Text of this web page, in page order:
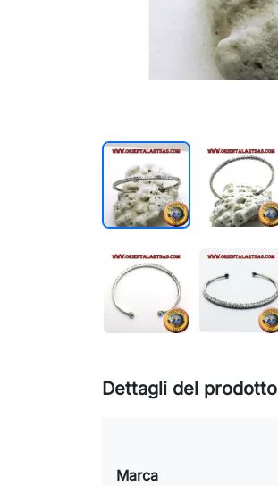
Dettagli del prodotto
Marca